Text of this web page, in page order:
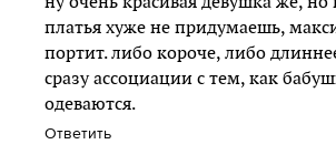
платья хуже не придумаешь,
портит. либо короче, либо
сразу ассоциации с тем, как
одеваются.
Ответить